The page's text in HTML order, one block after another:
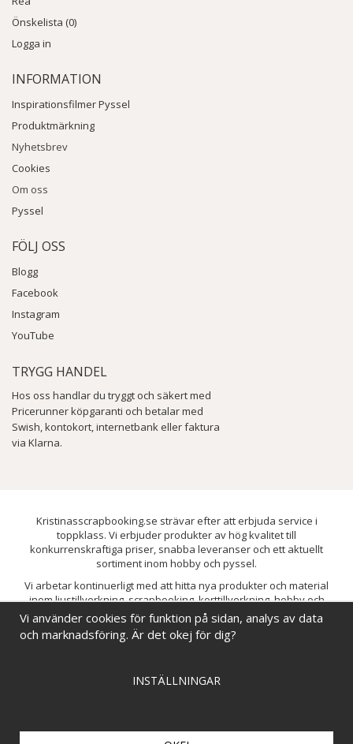
Önskelista (0)
Logga in
INFORMATION
Inspirationsfilmer Pyssel
Produktmärkning
Nyhetsbrev
Cookies
Om oss
Pyssel
FÖLJ OSS
Blogg
Facebook
Instagram
YouTube
TRYGG HANDEL
Hos oss handlar du tryggt och säkert med
Pricerunner köpgaranti och betalar med
Swish, kontokort, internetbank eller faktura
via Klarna.
Kristinasscrapbooking.se strävar efter att erbjuda service i
toppklass. Vi erbjuder produkter av hög kvalitet till
konkurrenskraftiga priser, snabba leveranser och ett aktuellt
sortiment inom hobby och pyssel.
Vi arbetar kontinuerligt med att hitta nya produkter och material
inom ljustillverkning, scrapbooking, korttillverkning, hobby och
pyssel. Målet är att bredda sortimentet och löpande förbättra och
utveckla vårt utbud, så att du alltid kan hitta det du behöver hos oss.
Vi använder cookies för funktion på sidan, analys av data
och marknadsföring. Är det okej för dig?
INSTÄLLNINGAR